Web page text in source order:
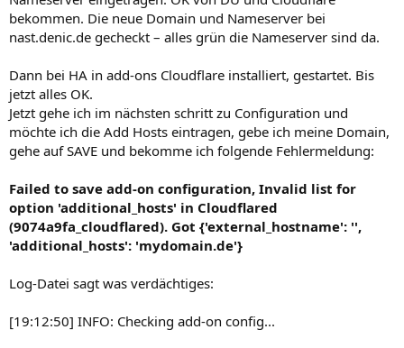
bekommen. Die neue Domain und Nameserver bei
nast.denic.de gecheckt – alles grün die Nameserver sind da.
Dann bei HA in add-ons Cloudflare installiert, gestartet. Bis
jetzt alles OK.
Jetzt gehe ich im nächsten schritt zu Configuration und
möchte ich die Add Hosts eintragen, gebe ich meine Domain,
gehe auf SAVE und bekomme ich folgende Fehlermeldung:
Failed to save add-on configuration, Invalid list for
option 'additional_hosts' in Cloudflared
(9074a9fa_cloudflared). Got {'external_hostname': '',
'additional_hosts': 'mydomain.de'}
Log-Datei sagt was verdächtiges:
[19:12:50] INFO: Checking add-on config...